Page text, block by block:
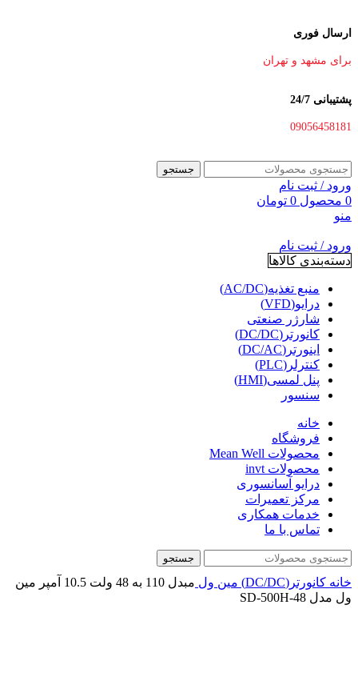
ارسال فوری
برای مشهد و تهران
پشتیبانی 24/7
09056458181
جستجو
ورود / ثبت نام
0 محصول 0 تومان
منو
ورود / ثبت نام
دسته‌بندی کالاها
منبع تغذیه(AC/DC)
درایو(VFD)
شارژر صنعتی
کانورتر(DC/DC)
اینورتر(DC/AC)
کنترلر(PLC)
پنل لمسی(HMI)
سنسور
خانه
فروشگاه
محصولات Mean Well
محصولات invt
درایو آسانسوری
مرکز تعمیرات
خدمات همکاری
تماس با ما
جستجو
خانه کانورتر(DC/DC) مین ول
مبدل 110 به 48 ولت 10.5 آمپر مین
ول مدل SD-500H-48